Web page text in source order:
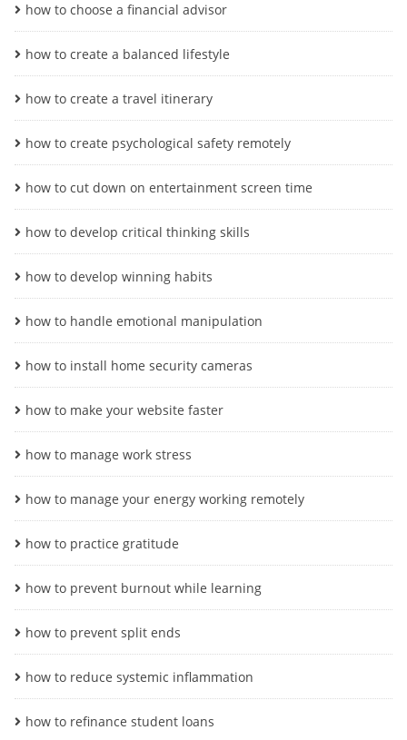
how to choose a financial advisor
how to create a balanced lifestyle
how to create a travel itinerary
how to create psychological safety remotely
how to cut down on entertainment screen time
how to develop critical thinking skills
how to develop winning habits
how to handle emotional manipulation
how to install home security cameras
how to make your website faster
how to manage work stress
how to manage your energy working remotely
how to practice gratitude
how to prevent burnout while learning
how to prevent split ends
how to reduce systemic inflammation
how to refinance student loans